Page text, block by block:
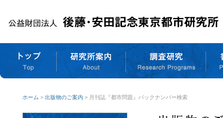
ホーム > 出版物のご案内 > 月刊誌『都市問題』バックナンバー検索